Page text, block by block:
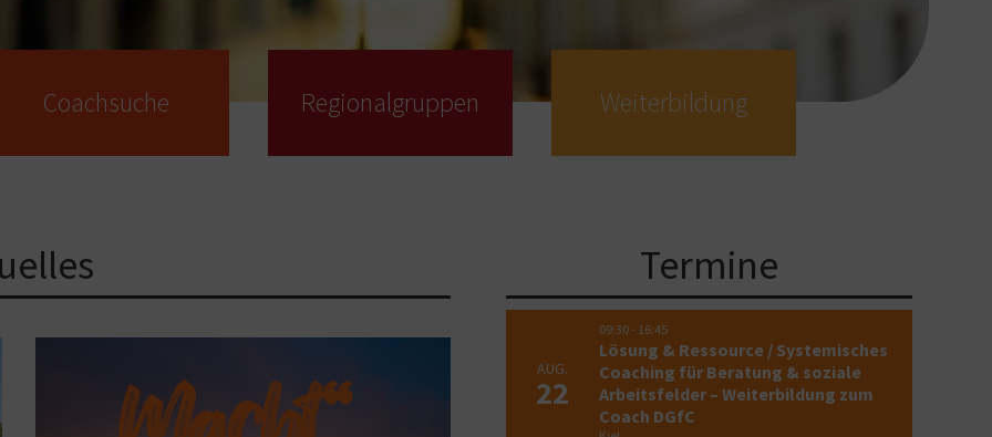
Coachsuche Regional­gruppen Weiter­bildung
Termine
AUG.
22
09:30- 16:45
Lösung & Ressource / Systemisches
Coaching für Beratung & soziale
Arbeitsfelder – Weiterbildung zum
Coach DGfC